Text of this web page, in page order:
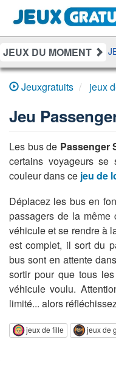
JEUX DU MOMENT
DAMES RAMI
Jeuxgratuits jeux
Jeu
Les bus de Passenger
certains voyageurs se
couleur dans ce jeu de
Déplacez les bus en
passagers de la même
véhicule et se rendre à
est complet, il sort du
bus sont en attente
sortir pour que tous
véhicule voulu.
limité... alors
jeux de fille jeux de